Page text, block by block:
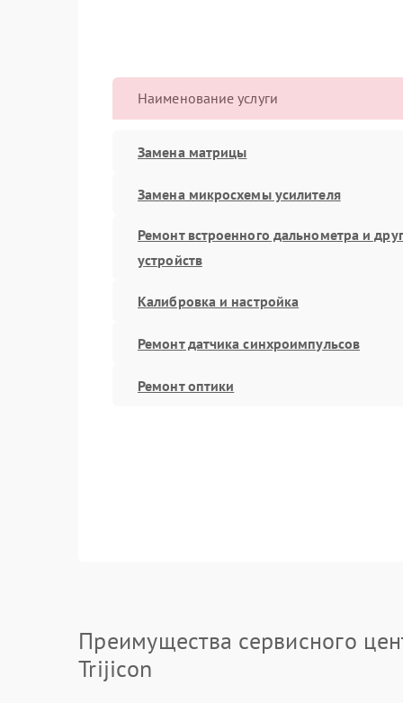
Наименование услуги
Замена матрицы
Замена микросхемы усилителя
Ремонт встроенного дальнометра и
устройств
Калибровка и настройка
Ремонт датчика синхроимпульсов
Ремонт оптики
Преимущества сервисного
Trijicon